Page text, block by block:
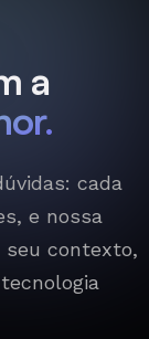
a
cada
e nossa
seu contexto,